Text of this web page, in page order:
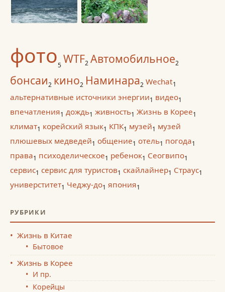
фото5 WTF2 Автомобильное2
бонсаи2 кино2 Наминара2 Wechat1
альтернативные источники энергии1 видео1
впечатления1 дождь1 живность1 Жизнь в Корее1
климат1 корейский язык1 КПК1 музей1 музей
плюшевых медведей1 общение1 отель1 погода1
права1 психоделическое1 ребенок1 Сеогвипо1
сервис1 сервис для туристов1 скайлайнер1 Страус1
универститет1 Чеджу-до1 япония1
РУБРИКИ
Жизнь в Китае
Бытовое
Жизнь в Корее
И пр.
Корейцы